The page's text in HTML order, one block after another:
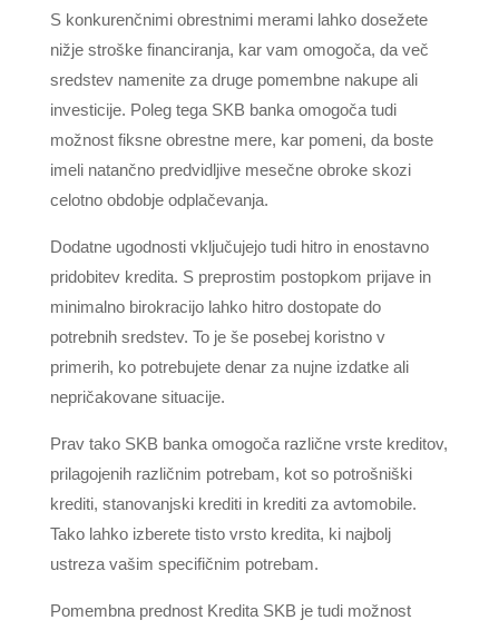
S konkurenčnimi obrestnimi merami lahko dosežete
nižje stroške financiranja, kar vam omogoča, da več
sredstev namenite za druge pomembne nakupe ali
investicije. Poleg tega SKB banka omogoča tudi
možnost fiksne obrestne mere, kar pomeni, da boste
imeli natančno predvidljive mesečne obroke skozi
celotno obdobje odplačevanja.
Dodatne ugodnosti vključujejo tudi hitro in enostavno
pridobitev kredita. S preprostim postopkom prijave in
minimalno birokracijo lahko hitro dostopate do
potrebnih sredstev. To je še posebej koristno v
primerih, ko potrebujete denar za nujne izdatke ali
nepričakovane situacije.
Prav tako SKB banka omogoča različne vrste kreditov,
prilagojenih različnim potrebam, kot so potrošniški
krediti, stanovanjski krediti in krediti za avtomobile.
Tako lahko izberete tisto vrsto kredita, ki najbolj
ustreza vašim specifičnim potrebam.
Pomembna prednost Kredita SKB je tudi možnost